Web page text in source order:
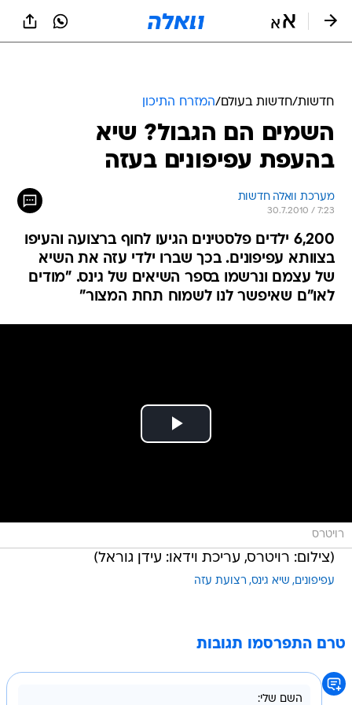
חדשות/חדשות בעולם/המזרח התיכון
השמים הם הגבול? שיא
בהעפת עפיפונים בעזה
מערכת וואלה חדשות
30.7.2010 / 7:23
6,200 ילדים פלסטינים הגיעו לחוף ברצועה והעיפו
בצוותא עפיפונים. בכך שברו ילדי עזה את השיא
של עצמם ונרשמו בספר השיאים של גינס. "מודים
לאו"ם שאיפשר לנו לשמוח תחת המצור"
רויטרס
(צילום: רויטרס, עריכת וידאו: עידן גוראל)
עפיפונים שיא גינס רצועת עזה
טרם התפרסמו תגובות